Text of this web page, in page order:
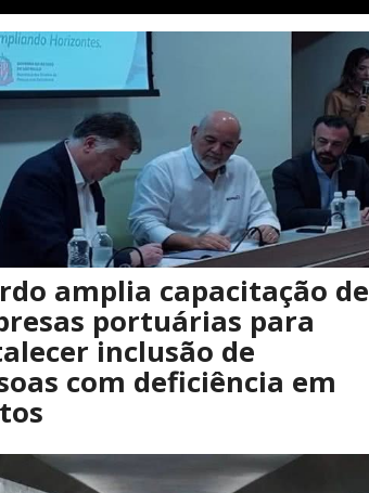
amplia capacitação de
portuárias para
inclusão de
com deficiência em